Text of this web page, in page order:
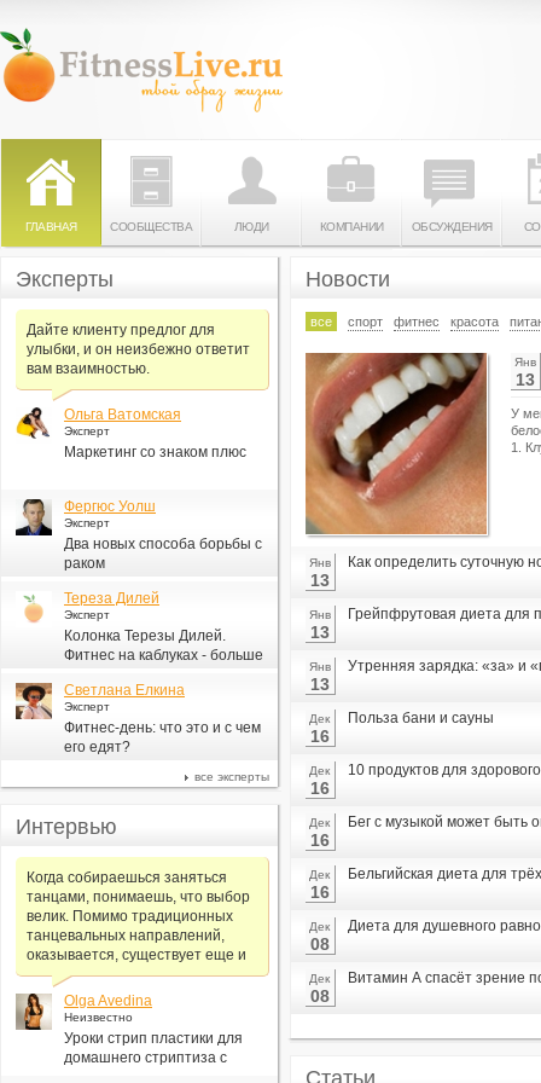
ГЛАВНАЯ СООБЩЕСТВА ЛЮДИ КОМПАНИИ ОБСУЖДЕНИЯ
Новости
все спорт фитнес красота
Янв
13
У
1.
Янв
13
Как определить суточную
Янв
13
Грейпфрутовая диета для
Янв
13
Утренняя зарядка: «за» и
Дек
16
Польза бани и сауны
Дек
16
10 продуктов для
Дек
16
Бег с музыкой может быть
Дек
16
Бельгийская диета для
Дек
08
Диета для душевного
Дек
08
Витамин А спасёт зрение
Статьи
Эксперты
Дайте клиенту предлог для
улыбки, и он неизбежно ответит
вам взаимностью.
Ольга Ватомская
Эксперт
Маркетинг со знаком плюс
Фергюс Уолш
Эксперт
Два новых способа борьбы с
раком
Тереза Дилей
Эксперт
Колонка Терезы Дилей.
Фитнес на каблуках - больше
Светлана Елкина
Эксперт
Фитнес-день: что это и с чем
его едят?
все эксперты
Интервью
Когда собираешься заняться
танцами, понимаешь, что выбор
велик. Помимо традиционных
танцевальных направлений,
оказывается, существует еще и
Olga Avedina
Неизвестно
Уроки стрип пластики для
домашнего стриптиза с